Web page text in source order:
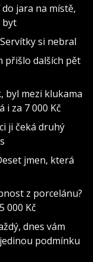
jara na místě,
byt
si nebral
přišlo dalších pět
byl mezi klukama
i za 7 000 Kč
ji čeká druhý
jmen, která
z porcelánu?
000 Kč
dnes vám
podmínku